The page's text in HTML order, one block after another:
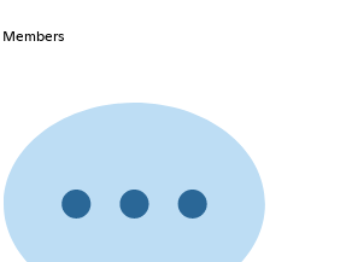
Members